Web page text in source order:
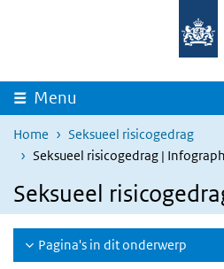
Overslaan en naar de inhoud gaan
Menu
Home
Seksueel risicogedrag
Seksueel risicogedrag |
Seksueel
Pagina's in dit onderwerp